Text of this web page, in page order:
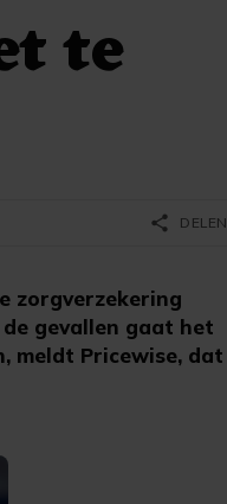
te
zorgverzekering
gevallen gaat het
meldt Pricewise, dat
share DELEN